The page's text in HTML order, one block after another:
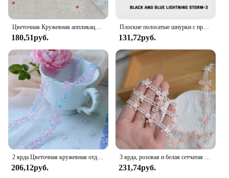
Цветочная Кружевная аппликация, 50 шт., сетчатая отделка для шитья, гипюр, Цветочная Маргаритка, ткань, свадебные принадлежности, украшение для дома 1,3 см
180,51руб.
Плоские полосатые шнурки с принтом тай-дай для кроссовок Красочные градиентные шнурки для обуви Ослепительно-синие шнурки Индивидуальная веревка для мужчин и женщин
131,72руб.
2 ярда Цветочная кружевная отделка вышитая лента для свадебного платья шитье ручной работы Декор «сделай сам» ремесло из полиэстера аксессуары для одежды
206,12руб.
3 ярда, розовая и белая сетчатая вышитая Водорастворимая кружевная отделка для отделки бахромой, искусственные нашивки для платья, аксессуары для шитья, поставка
231,74руб.